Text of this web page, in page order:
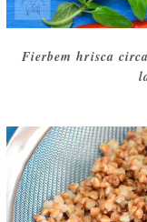
Fierbem hrisca